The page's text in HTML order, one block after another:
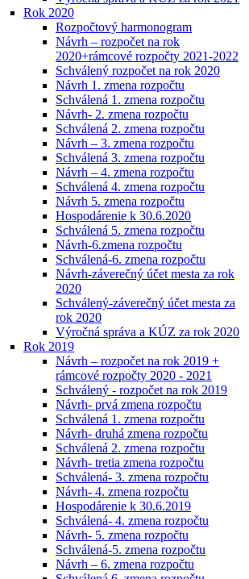
Rok 2020
Rozpočtový harmonogram
Návrh – rozpočet na rok
2020+rámcové rozpočty 2021-2022
Schválený rozpočet na rok 2020
Návrh 1. zmena rozpočtu
Schválená 1. zmena rozpočtu
Návrh- 2. zmena rozpočtu
Schválená 2. zmena rozpočtu
Návrh – 3. zmena rozpočtu
Schválená 3. zmena rozpočtu
Návrh – 4. zmena rozpočtu
Schválená 4. zmena rozpočtu
Návrh 5. zmena rozpočtu
Hospodárenie k 30.6.2020
Schválená 5. zmena rozpočtu
Návrh-6.zmena rozpočtu
Schválená-6. zmena rozpočtu
Návrh-záverečný účet mesta za rok
2020
Schválený-záverečný účet mesta za
rok 2020
Výročná správa a KÚZ za rok 2020
Rok 2019
Návrh – rozpočet na rok 2019 +
rámcové rozpočty 2020 - 2021
Schválený - rozpočet na rok 2019
Návrh- prvá zmena rozpočtu
Schválená 1. zmena rozpočtu
Návrh- druhá zmena rozpočtu
Schválená 2. zmena rozpočtu
Návrh- tretia zmena rozpočtu
Schválená- 3. zmena rozpočtu
Návrh- 4. zmena rozpočtu
Hospodárenie k 30.6.2019
Schválená- 4. zmena rozpočtu
Návrh- 5. zmena rozpočtu
Schválená-5. zmena rozpočtu
Návrh – 6. zmena rozpočtu